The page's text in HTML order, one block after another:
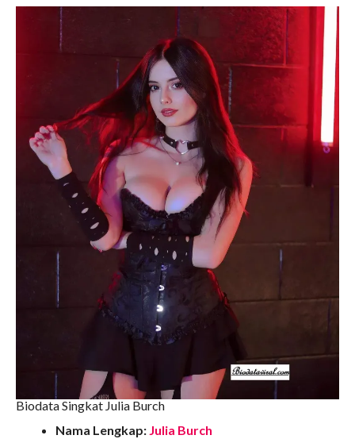
Biodata Singkat Julia Burch
Nama Lengkap: Julia Burch